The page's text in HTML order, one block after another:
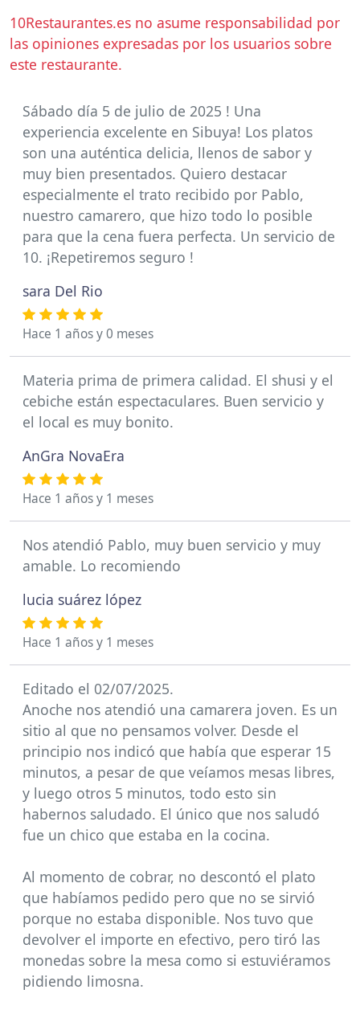
10Restaurantes.es no asume responsabilidad por
las opiniones expresadas por los usuarios sobre
este restaurante.
Sábado día 5 de julio de 2025 ! Una
experiencia excelente en Sibuya! Los platos
son una auténtica delicia, llenos de sabor y
muy bien presentados. Quiero destacar
especialmente el trato recibido por Pablo,
nuestro camarero, que hizo todo lo posible
para que la cena fuera perfecta. Un servicio de
10. ¡Repetiremos seguro !
sara Del Rio
Hace 1 años y 0 meses
Materia prima de primera calidad. El shusi y el
cebiche están espectaculares. Buen servicio y
el local es muy bonito.
AnGra NovaEra
Hace 1 años y 1 meses
Nos atendió Pablo, muy buen servicio y muy
amable. Lo recomiendo
lucia suárez lópez
Hace 1 años y 1 meses
Editado el 02/07/2025.
Anoche nos atendió una camarera joven. Es un
sitio al que no pensamos volver. Desde el
principio nos indicó que había que esperar 15
minutos, a pesar de que veíamos mesas libres,
y luego otros 5 minutos, todo esto sin
habernos saludado. El único que nos saludó
fue un chico que estaba en la cocina.
Al momento de cobrar, no descontó el plato
que habíamos pedido pero que no se sirvió
porque no estaba disponible. Nos tuvo que
devolver el importe en efectivo, pero tiró las
monedas sobre la mesa como si estuviéramos
pidiendo limosna.